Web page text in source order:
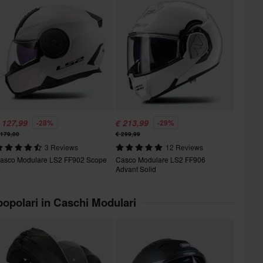
-28%
3 Reviews
Modulare LS2 FF902 Scope
€ 213,99 -29%
€ 299,99
12 Reviews
Casco Modulare LS2 FF906
Advant Solid
in Caschi Modulari